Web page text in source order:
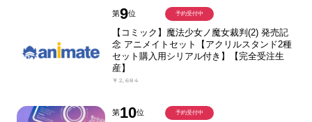
第9位
【コミック】魔法少女ノ魔女裁判(2) 発売記
念 アニメイトセット【アクリルスタンド2種
セット購入用シリアル付き】【完全受注生
産】
￥2,684
予約受付中
第10位 予約受付中